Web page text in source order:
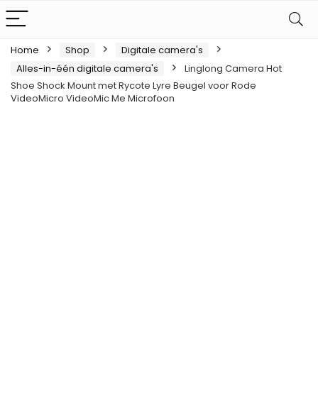
Home Shop
Digitale camera's
Alles-in-één digitale camera's
Linglong Camera Hot
Shoe Shock Mount met Rycote Lyre Beugel voor Rode
VideoMicro VideoMic Me Microfoon